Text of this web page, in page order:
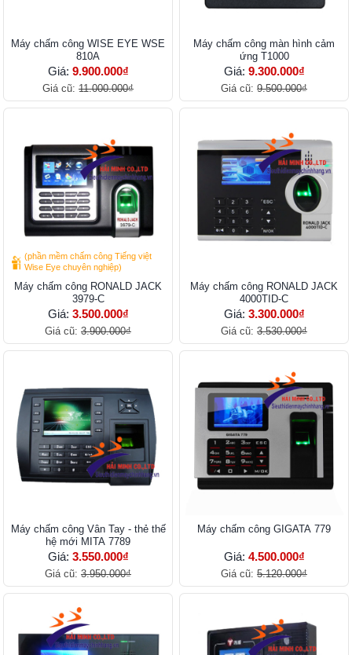
Máy chấm công WISE EYE WSE
810A
Giá: 9.900.000₫
Giá cũ: 11.000.000₫
Máy chấm công màn hình cảm
ứng T1000
Giá: 9.300.000₫
Giá cũ: 9.500.000₫
(phần mềm chấm công Tiếng việt
Wise Eye chuyên nghiệp)
Máy chấm công RONALD JACK
3979-C
Giá: 3.500.000₫
Giá cũ: 3.900.000₫
Máy chấm công RONALD JACK
4000TID-C
Giá: 3.300.000₫
Giá cũ: 3.530.000₫
Máy chấm công Vân Tay - thẻ thế
hệ mới MITA 7789
Giá: 3.550.000₫
Giá cũ: 3.950.000₫
Máy chấm công GIGATA 779
Giá: 4.500.000₫
Giá cũ: 5.120.000₫